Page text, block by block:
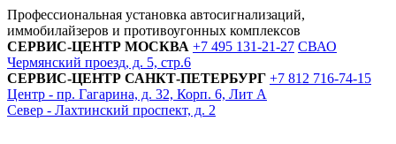
Профессиональная установка автосигнализаций,
иммобилайзеров и противоугонных комплексов
СЕРВИС-ЦЕНТР МОСКВА +7 495 131-21-27 СВАО
Чермянский проезд, д. 5, стр.6
СЕРВИС-ЦЕНТР САНКТ-ПЕТЕРБУРГ +7 812 716-74-15
Центр - пр. Гагарина, д. 32, Корп. 6, Лит А
Север - Лахтинский проспект, д. 2